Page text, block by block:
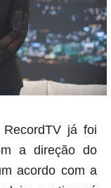
já foi
a direção do
acordo com a